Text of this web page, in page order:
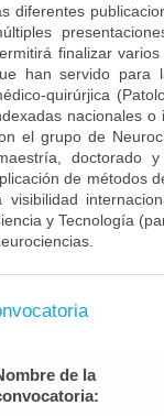
diferentes
finalizar
han servido para
quirúrjica
nacionales
el grupo de
doctorado
de métodos
visibilidad
y Tecnología
de la